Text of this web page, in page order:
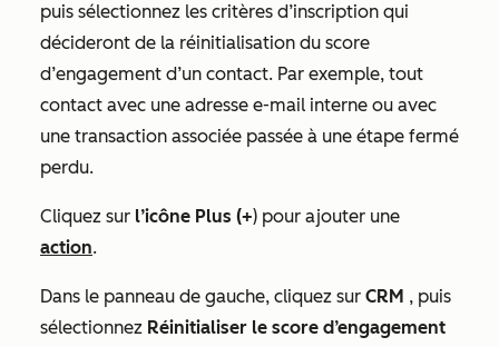
puis sélectionnez les critères d’inscription qui
décideront de la réinitialisation du score
d’engagement d’un contact. Par exemple, tout
contact avec une adresse e-mail interne ou avec
une transaction associée passée à une étape fermé
perdu.
Cliquez sur l’icône Plus (+) pour ajouter une
action.
Dans le panneau de gauche, cliquez sur CRM , puis
sélectionnez Réinitialiser le score d’engagement